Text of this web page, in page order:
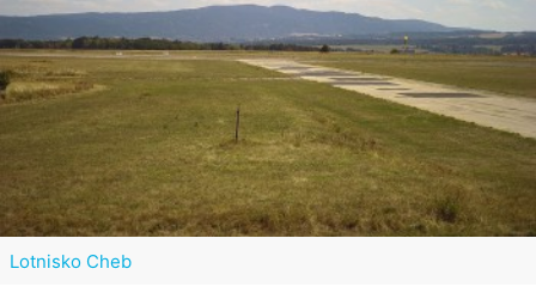
Lotnisko Cheb